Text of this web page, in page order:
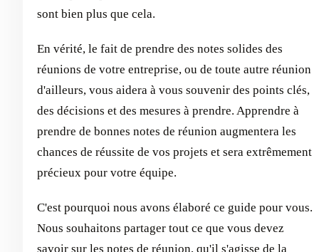
sont bien plus que cela.
En vérité, le fait de prendre des notes solides des
réunions de votre entreprise, ou de toute autre réunion
d'ailleurs, vous aidera à vous souvenir des points clés,
des décisions et des mesures à prendre. Apprendre à
prendre de bonnes notes de réunion augmentera les
chances de réussite de vos projets et sera extrêmement
précieux pour votre équipe.
C'est pourquoi nous avons élaboré ce guide pour vous.
Nous souhaitons partager tout ce que vous devez
savoir sur les notes de réunion, qu'il s'agisse de la